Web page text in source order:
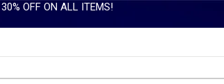
OFF ON ALL ITEMS!